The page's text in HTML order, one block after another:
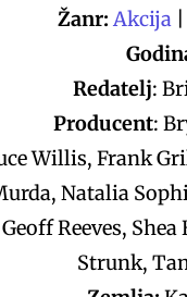
Žanr: Akcija|
Redatelj:
Producent:
Willis, Frank
Natalia
Reeves,
Strunk,